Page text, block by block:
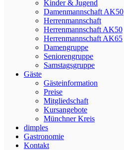
Kinder & Jugend
Damenmannschaft AK50
Herrenmannschaft
Herrenmannschaft AK50
Herrenmannschaft AK65
Damengruppe
Seniorengruppe
Samstagsgruppe
Gäste
Gästeinformation
Preise
Mitgliedschaft
Kursangebote
Münchner Kreis
dimples
Gastronomie
Kontakt